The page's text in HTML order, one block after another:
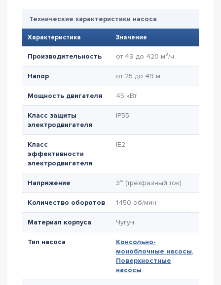
Технические характеристики насоса
Характеристика Значение
Производительность от 49 до 420 м³/ч
Напор от 25 до 49 м
Мощность двигателя 45 кВт
Класс защиты
электродвигателя
IP55
Класс
эффективности
электродвигателя
IE2
Напряжение 3~ (трёхфазный ток)
Количество оборотов 1450 об/мин
Материал корпуса Чугун
Тип насоса
Консольно-
моноблочные насосы,
Поверхностные
насосы